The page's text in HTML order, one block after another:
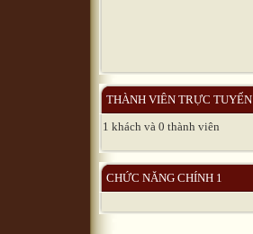
THÀNH VIÊN TRỰC TUYẾN
1 khách và 0 thành viên
CHỨC NĂNG CHÍNH 1